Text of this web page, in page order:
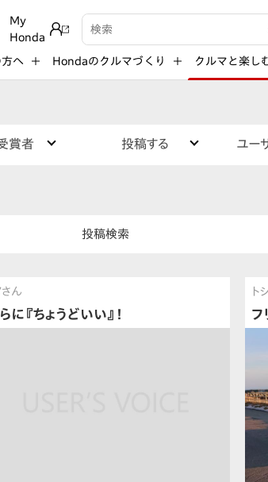
My
Honda
検索キーワード入力
へ Hondaのクルマづくり クルマと楽し
賞者 投稿する ユー
投稿検索
ん
に『ちょうどいい』！
ト
フ